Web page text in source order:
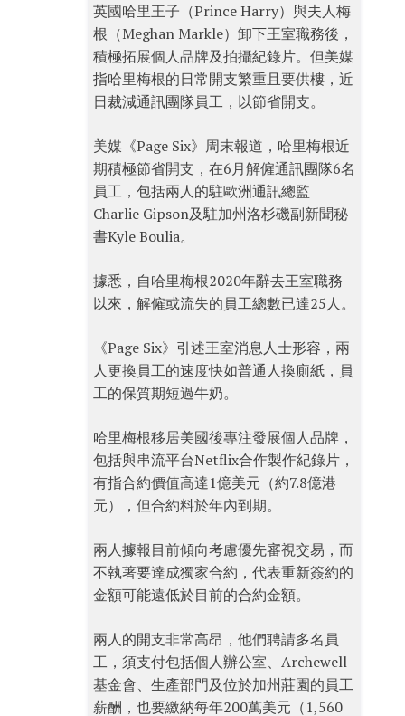
英國哈里王子（Prince Harry）與夫人梅
根（Meghan Markle）卸下王室職務後，
積極拓展個人品牌及拍攝紀錄片。但美媒
指哈里梅根的日常開支繁重且要供樓，近
日裁減通訊團隊員工，以節省開支。
美媒《Page Six》周末報道，哈里梅根近
期積極節省開支，在6月解僱通訊團隊6名
員工，包括兩人的駐歐洲通訊總監
Charlie Gipson及駐加州洛杉磯副新聞秘
書Kyle Boulia。
據悉，自哈里梅根2020年辭去王室職務
以來，解僱或流失的員工總數已達25人。
《Page Six》引述王室消息人士形容，兩
人更換員工的速度快如普通人換廁紙，員
工的保質期短過牛奶。
哈里梅根移居美國後專注發展個人品牌，
包括與串流平台Netflix合作製作紀錄片，
有指合約價值高達1億美元（約7.8億港
元），但合約料於年內到期。
兩人據報目前傾向考慮優先審視交易，而
不執著要達成獨家合約，代表重新簽約的
金額可能遠低於目前的合約金額。
兩人的開支非常高昂，他們聘請多名員
工，須支付包括個人辦公室、Archewell
基金會、生產部門及位於加州莊園的員工
薪酬，也要繳納每年200萬美元（1,560